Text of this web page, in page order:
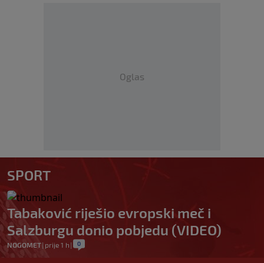
Oglas
SPORT
Tabaković riješio evropski meč i
Salzburgu donio pobjedu (VIDEO)
NOGOMET| prije 1 h | 0